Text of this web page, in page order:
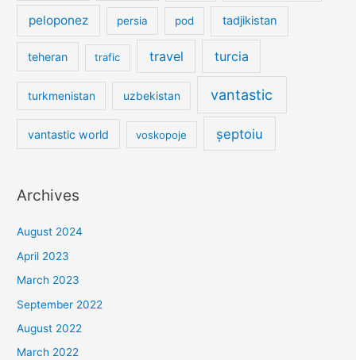
peloponez persia pod tadjikistan
teheran trafic travel turcia
turkmenistan uzbekistan vantastic
vantastic world voskopoje șeptoiu
Archives
August 2024
April 2023
March 2023
September 2022
August 2022
March 2022